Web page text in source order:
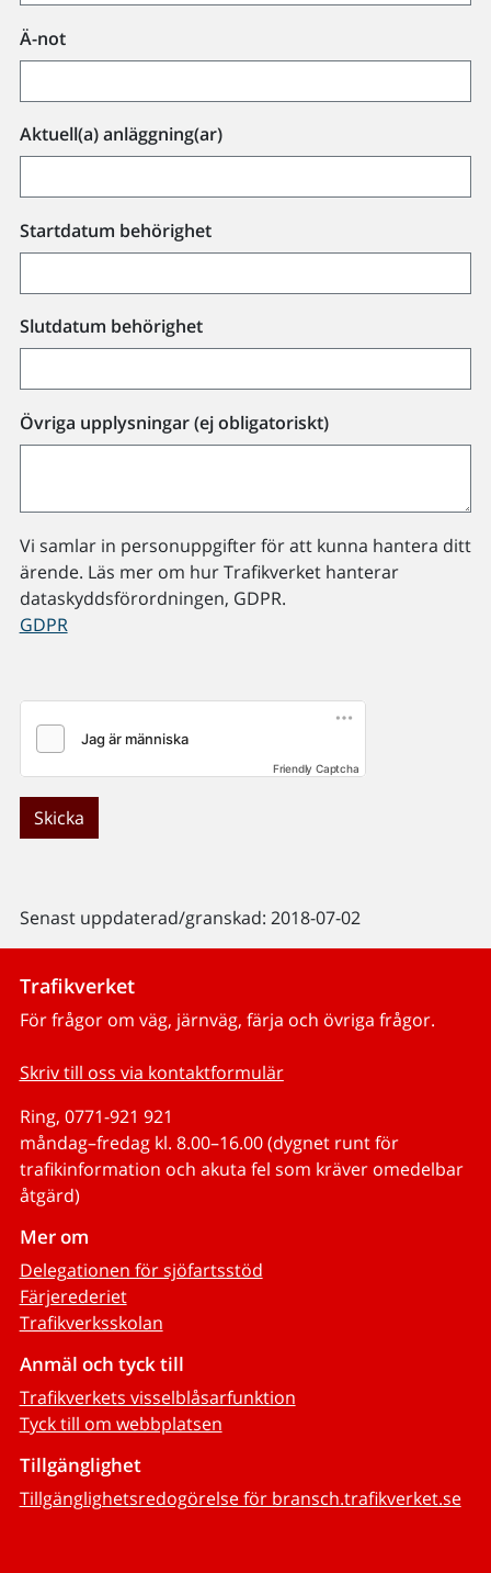
Ä-not
Aktuell(a) anläggning(ar)
Startdatum behörighet
Slutdatum behörighet
Övriga upplysningar (ej obligatoriskt)
Vi samlar in personuppgifter för att kunna hantera ditt
ärende. Läs mer om hur Trafikverket hanterar
dataskyddsförordningen, GDPR.
GDPR
Friendly Captcha
Skicka
Senast uppdaterad/granskad: 2018-07-02
Trafikverket
För frågor om väg, järnväg, färja och övriga frågor.
Skriv till oss via kontaktformulär
Ring, 0771-921 921
måndag–fredag kl. 8.00–16.00 (dygnet runt för
trafikinformation och akuta fel som kräver omedelbar
åtgärd)
Mer om
Delegationen för sjöfartsstöd
Färjerederiet
Trafikverksskolan
Anmäl och tyck till
Trafikverkets visselblåsarfunktion
Tyck till om webbplatsen
Tillgänglighet
Tillgänglighetsredogörelse för bransch.trafikverket.se